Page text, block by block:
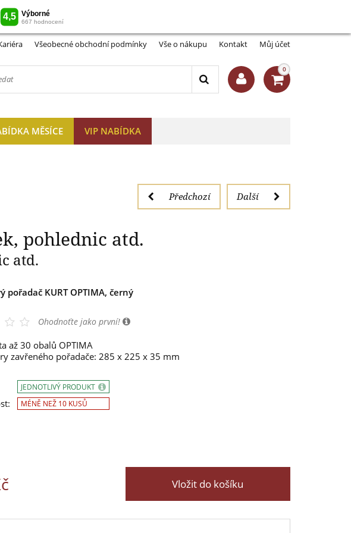
Všeobecné obchodní podmínky Vše o nákupu Kontakt Můj účet
0
MĚSÍCE VIP NABÍDKA
Další
Předchozí
pohlednic atd.
atd.
pořadač KURT OPTIMA, černý
Ohodnoťte jako první!
až 30 obalů OPTIMA
zavřeného pořadače: 285 x 225 x 35 mm
JEDNOTLIVÝ PRODUKT
MÉNĚ NEŽ 10 KUSŮ
Vložit do košíku
pohlednic atd.